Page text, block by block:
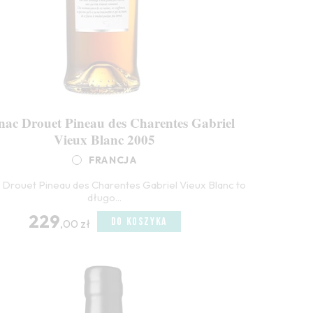
Drouet Pineau des Charentes Gabriel
Vieux Blanc 2005
FRANCJA
Pineau des Charentes Gabriel Vieux Blanc to
długo...
229,00 zł DO KOSZYKA